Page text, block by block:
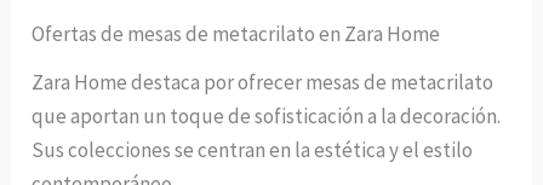
Ofertas de mesas de metacrilato en Zara Home
Zara Home destaca por ofrecer mesas de metacrilato
que aportan un toque de sofisticación a la decoración.
Sus colecciones se centran en la estética y el estilo